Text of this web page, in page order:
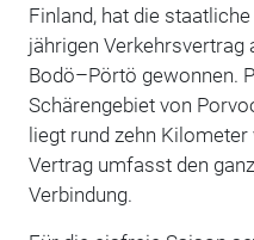
Finland, hat die
jährigen Verkehrsvertrag
Bodö–Pörtö gewonnen.
Schärengebiet von
liegt rund zehn
Vertrag umfasst den
Verbindung.